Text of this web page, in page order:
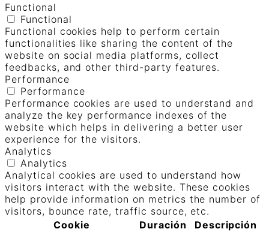
Functional
Functional
Functional cookies help to perform certain
functionalities like sharing the content of the
website on social media platforms, collect
feedbacks, and other third-party features.
Performance
Performance
Performance cookies are used to understand and
analyze the key performance indexes of the
website which helps in delivering a better user
experience for the visitors.
Analytics
Analytics
Analytical cookies are used to understand how
visitors interact with the website. These cookies
help provide information on metrics the number of
visitors, bounce rate, traffic source, etc.
Cookie
Duración Descripción